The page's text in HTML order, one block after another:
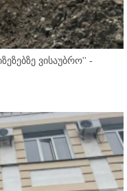
ვისაუბრო'' -